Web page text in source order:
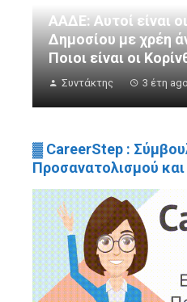
ΑΑΔΕ: Αυτοί είναι
Δημοσίου με χρέη
Ποιοι είναι οι
Συντάκτης 3 έτη ago
▓ CareerStep :
Προσανατολισμού